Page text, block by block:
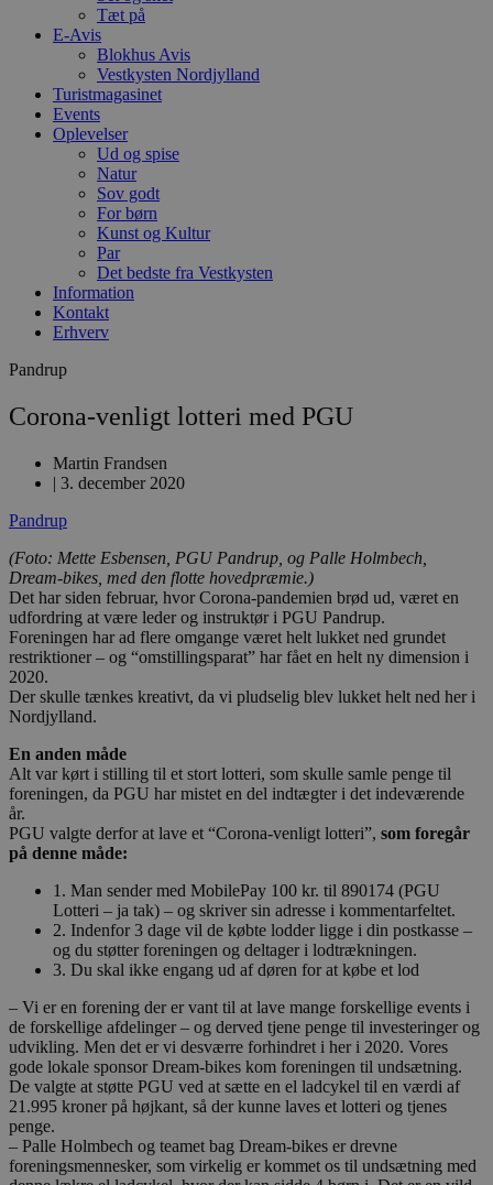
Tæt på
E-Avis
Blokhus Avis
Vestkysten Nordjylland
Turistmagasinet
Events
Oplevelser
Ud og spise
Natur
Sov godt
For børn
Kunst og Kultur
Par
Det bedste fra Vestkysten
Information
Kontakt
Erhverv
Pandrup
Corona-venligt lotteri med PGU
Martin Frandsen
| 3. december 2020
Pandrup
(Foto: Mette Esbensen, PGU Pandrup, og Palle Holmbech,
Dream-bikes, med den flotte hovedpræmie.)
Det har siden februar, hvor Corona-pandemien brød ud, været en
udfordring at være leder og instruktør i PGU Pandrup.
Foreningen har ad flere omgange været helt lukket ned grundet
restriktioner – og “omstillingsparat” har fået en helt ny dimension i
2020.
Der skulle tænkes kreativt, da vi pludselig blev lukket helt ned her i
Nordjylland.
En anden måde
Alt var kørt i stilling til et stort lotteri, som skulle samle penge til
foreningen, da PGU har mistet en del indtægter i det indeværende
år.
PGU valgte derfor at lave et “Corona-venligt lotteri”, som foregår
på denne måde:
1. Man sender med MobilePay 100 kr. til 890174 (PGU
Lotteri – ja tak) – og skriver sin adresse i kommentarfeltet.
2. Indenfor 3 dage vil de købte lodder ligge i din postkasse –
og du støtter foreningen og deltager i lodtrækningen.
3. Du skal ikke engang ud af døren for at købe et lod
– Vi er en forening der er vant til at lave mange forskellige events i
de forskellige afdelinger – og derved tjene penge til investeringer og
udvikling. Men det er vi desværre forhindret i her i 2020. Vores
gode lokale sponsor Dream-bikes kom foreningen til undsætning.
De valgte at støtte PGU ved at sætte en el ladcykel til en værdi af
21.995 kroner på højkant, så der kunne laves et lotteri og tjenes
penge.
– Palle Holmbech og teamet bag Dream-bikes er drevne
foreningsmennesker, som virkelig er kommet os til undsætning med